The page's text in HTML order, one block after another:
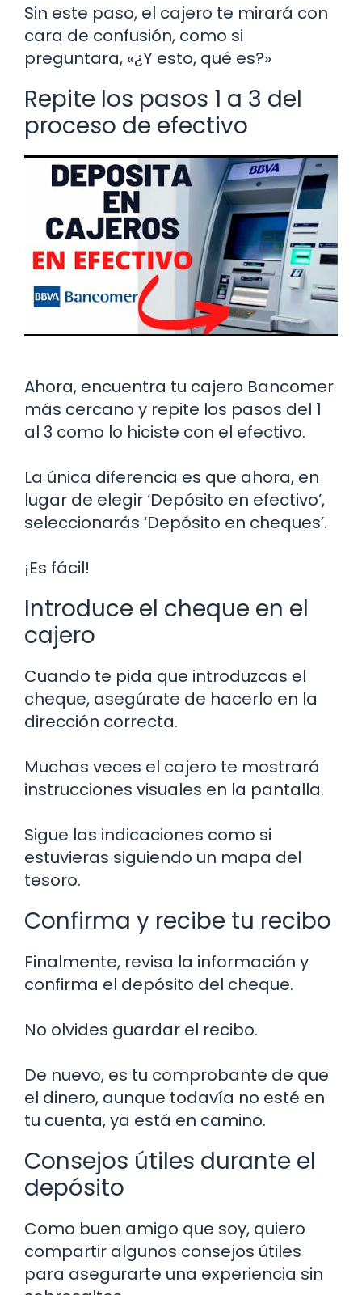
Sin este paso, el cajero te mirará con
cara de confusión, como si
preguntara, «¿Y esto, qué es?»
Repite los pasos 1 a 3 del
proceso de efectivo
Ahora, encuentra tu cajero Bancomer
más cercano y repite los pasos del 1
al 3 como lo hiciste con el efectivo.
La única diferencia es que ahora, en
lugar de elegir ‘Depósito en efectivo’,
seleccionarás ‘Depósito en cheques’.
¡Es fácil!
Introduce el cheque en el
cajero
Cuando te pida que introduzcas el
cheque, asegúrate de hacerlo en la
dirección correcta.
Muchas veces el cajero te mostrará
instrucciones visuales en la pantalla.
Sigue las indicaciones como si
estuvieras siguiendo un mapa del
tesoro.
Confirma y recibe tu recibo
Finalmente, revisa la información y
confirma el depósito del cheque.
No olvides guardar el recibo.
De nuevo, es tu comprobante de que
el dinero, aunque todavía no esté en
tu cuenta, ya está en camino.
Consejos útiles durante el
depósito
Como buen amigo que soy, quiero
compartir algunos consejos útiles
para asegurarte una experiencia sin